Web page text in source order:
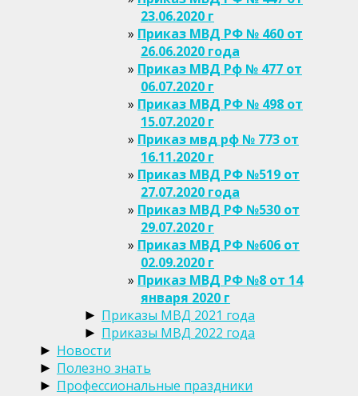
23.06.2020 г
Приказ МВД РФ № 460 от
26.06.2020 года
Приказ МВД Рф № 477 от
06.07.2020 г
Приказ МВД РФ № 498 от
15.07.2020 г
Приказ мвд рф № 773 от
16.11.2020 г
Приказ МВД РФ №519 от
27.07.2020 года
Приказ МВД РФ №530 от
29.07.2020 г
Приказ МВД РФ №606 от
02.09.2020 г
Приказ МВД РФ №8 от 14
января 2020 г
► Приказы МВД 2021 года
► Приказы МВД 2022 года
► Новости
► Полезно знать
► Профессиональные праздники